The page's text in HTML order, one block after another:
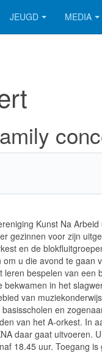
JEUGD MEDIA
Kunst Na
gezinnen voor zijn
en de
u die avond te
bespelen van
in het
van
en
van het A-orkest. In
daar gaat uitvoeren.
18.45 uur. Toegang is